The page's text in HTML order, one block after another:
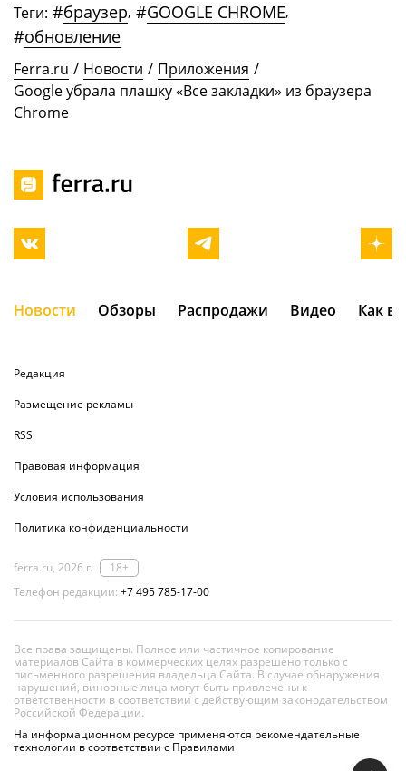
Теги: #браузер, #GOOGLE CHROME,
#обновление
Ferra.ru / Новости / Приложения /
Google убрала плашку «Все закладки» из браузера
Chrome
Новости Обзоры Распродажи Видео Как
Редакция
Размещение рекламы
RSS
Правовая информация
Условия использования
Политика конфиденциальности
ferra.ru, 2026 г.
18+
Телефон редакции: +7 495 785-17-00
Все права защищены. Полное или частичное копирование
материалов Сайта в коммерческих целях разрешено только с
письменного разрешения владельца Сайта. В случае обнаружения
нарушений, виновные лица могут быть привлечены к
ответственности в соответствии с действующим законодательством
Российской Федерации.
На информационном ресурсе применяются рекомендательные
технологии в соответствии с Правилами